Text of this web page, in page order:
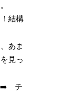
結構
あま
見っ
➡️ チ